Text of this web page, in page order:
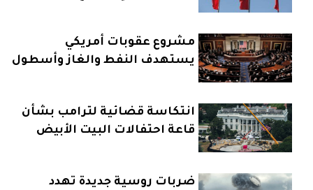
مشروع عقوبات أمريكي
يستهدف النفط والغاز وأسطول
انتكاسة قضائية لترامب بشأن
قاعة احتفالات البيت الأبيض
ضربات روسية جديدة تهدد